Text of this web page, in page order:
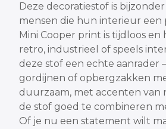
Deze decoratiestof is
mensen die hun interieur
Mini Cooper print is tijdloos
retro, industrieel of speels
deze stof een echte aanrader
gordijnen of opbergzakken
duurzaam, met accenten van
de stof goed te combineren
Of je nu een statement wilt